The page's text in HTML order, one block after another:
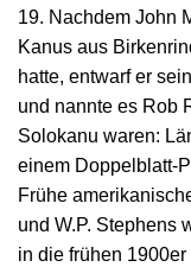
19. Nachdem John
Kanus aus
hatte, entwarf er
und nannte es Rob
Solokanu waren:
einem Doppelblatt-
Frühe
und W.P. Stephens
in die frühen